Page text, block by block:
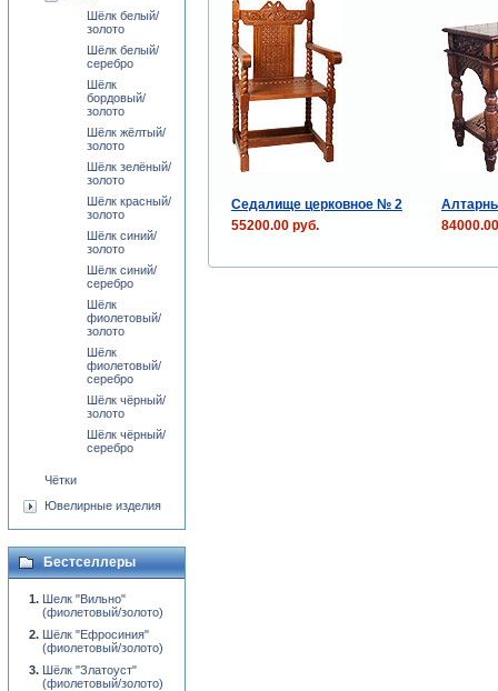
Седалище церковное № 2
55200.00 руб.
Шёлк белый/
золото
Шёлк белый/
серебро
Шёлк
бордовый/
золото
Шёлк жёлтый/
золото
Шёлк зелёный/
золото
Шёлк красный/
золото
Шёлк синий/
золото
Шёлк синий/
серебро
Шёлк
фиолетовый/
золото
Шёлк
фиолетовый/
серебро
Шёлк чёрный/
золото
Шёлк чёрный/
серебро
Чётки
Ювелирные изделия
Бестселлеры
Шелк "Вильно"
(фиолетовый/золото)
Шёлк "Ефросиния"
(фиолетовый/золото)
Шёлк "Златоуст"
(фиолетовый/золото)